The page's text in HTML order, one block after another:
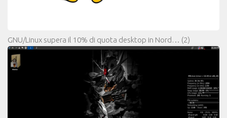
GNU/Linux supera il 10% di quota desktop in Nord… (2)